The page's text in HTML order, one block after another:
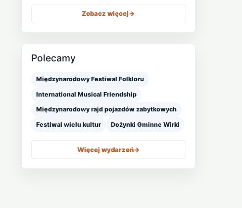
Zobacz więcej->
Polecamy
Międzynarodowy Festiwal Folkloru
International Musical Friendship
Międzynarodowy rajd pojazdów zabytkowych
Festiwal wielu kultur Dożynki Gminne Wirki
Więcej wydarzeń->